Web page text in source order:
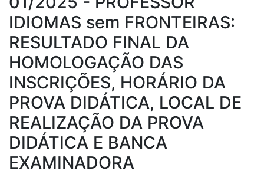
IDIOMAS sem FRONTEIRAS:
RESULTADO FINAL DA
HOMOLOGAÇÃO DAS
INSCRIÇÕES, HORÁRIO DA
PROVA DIDÁTICA, LOCAL DE
REALIZAÇÃO DA PROVA
DIDÁTICA E BANCA
EXAMINADORA